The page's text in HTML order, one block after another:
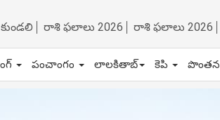
కుండలి రాశి ఫలాలు 2026 రాశి ఫలాలు 2026
పంచాంగం లాలకితాబ్ కెపి పొంతన